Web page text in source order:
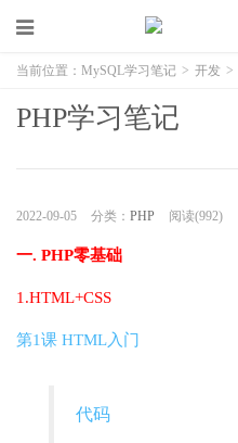
当前位置： MySQL学习笔记 > 开发 >
PHP学习笔记
2022-09-05 分类： PHP 阅读(992)
一. PHP零基础
1.HTML+CSS
第1课 HTML入门
代码